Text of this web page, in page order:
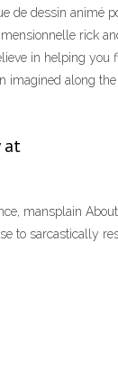
de dessin animé
rick
in helping you
imagined along
at
mansplain
to sarcastically